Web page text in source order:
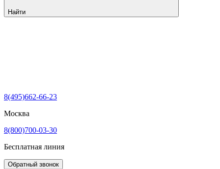
Найти
8(495)662-66-23
Москва
8(800)700-03-30
Бесплатная линия
Обратный звонок